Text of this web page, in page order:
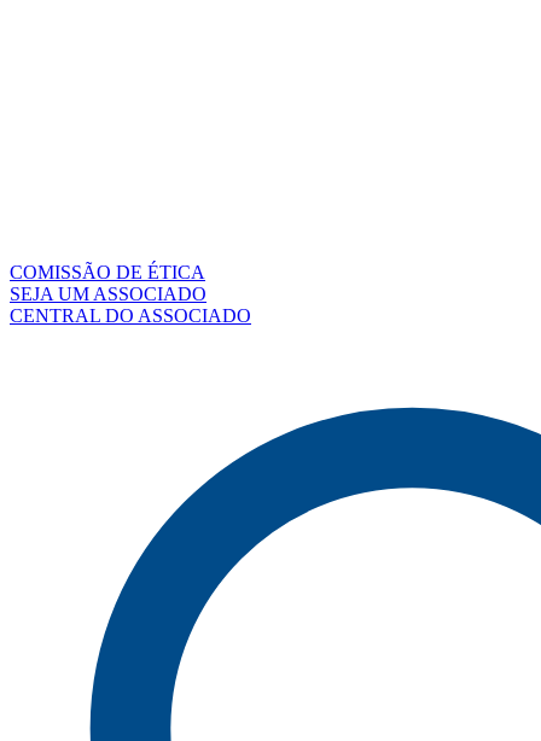
COMISSÃO DE ÉTICA
SEJA UM ASSOCIADO
CENTRAL DO ASSOCIADO